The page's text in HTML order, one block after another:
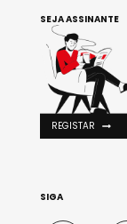
SEJA ASSINANTE
REGISTAR
SIGA